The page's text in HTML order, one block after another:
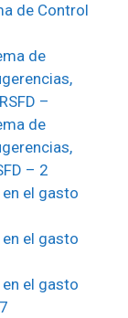
de Control
de
–
de
– 2
el gasto
el gasto
el gasto